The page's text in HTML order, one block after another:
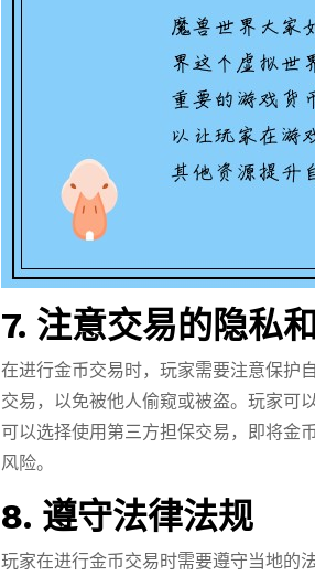
7. 注意交易的隐私
在进行金币交易时，玩家需要注意保护
交易，以免被他人偷窥或被盗。玩家可
可以选择使用第三方担保交易，即将金
风险。
8. 遵守法律法规
玩家在进行金币交易时需要遵守当地的